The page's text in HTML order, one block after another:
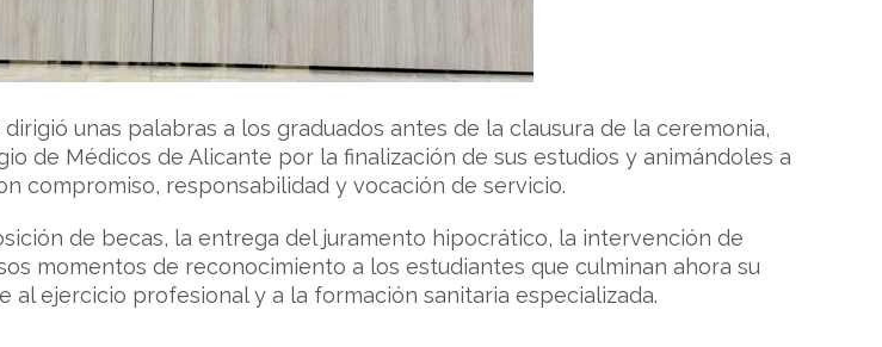
unas palabras a los graduados antes de la clausura de la ceremonia,
de Médicos de Alicante por la finalización de sus estudios y animándoles a
compromiso, responsabilidad y vocación de servicio.
de becas, la entrega del juramento hipocrático, la intervención de
momentos de reconocimiento a los estudiantes que culminan ahora su
ejercicio profesional y a la formación sanitaria especializada.